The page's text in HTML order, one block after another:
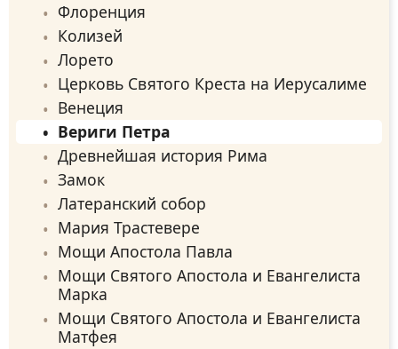
Флоренция
Колизей
Лорето
Церковь Святого Креста на Иерусалиме
Венеция
Вериги Петра
Древнейшая история Рима
Замок
Латеранский собор
Мария Трастевере
Мощи Апостола Павла
Мощи Святого Апостола и Евангелиста
Марка
Мощи Святого Апостола и Евангелиста
Матфея